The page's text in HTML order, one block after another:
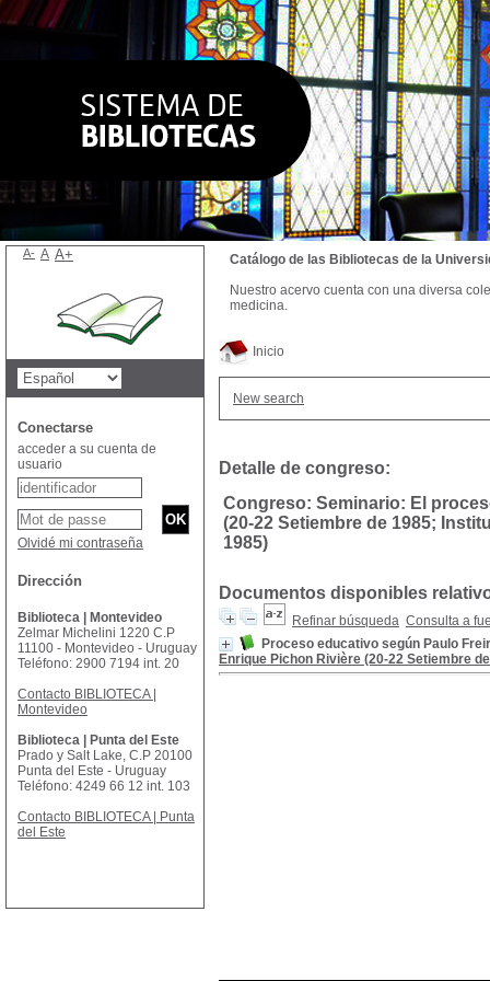
Inicio
New search
Detalle de congreso:
Congreso: Seminario: El
(20-22 Setiembre de 1985;
1985)
Documentos disponibles
Refinar búsqueda Consulta a
Proceso educativo según Paulo
Enrique Pichon Rivière (20-22 Setiembre
Catálogo de las Bibliotecas de la
Nuestro acervo cuenta con una diversa
medicina.
A- A A+
Conectarse
acceder a su cuenta de
usuario
Olvidé mi contraseña
Dirección
Biblioteca | Montevideo
Zelmar Michelini 1220 C.P
11100 - Montevideo - Uruguay
Teléfono: 2900 7194 int. 20
Contacto BIBLIOTECA |
Montevideo
Biblioteca | Punta del Este
Prado y Salt Lake, C.P 20100
Punta del Este - Uruguay
Teléfono: 4249 66 12 int. 103
Contacto BIBLIOTECA | Punta
del Este